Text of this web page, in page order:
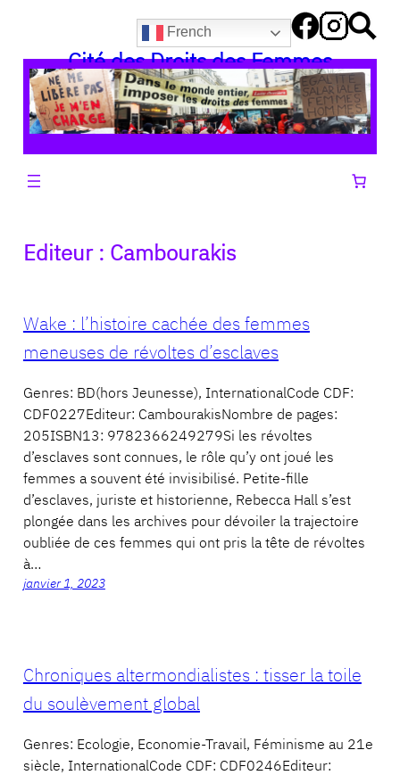
contenu
French
Cité des Droits des Femmes
Editeur : Cambourakis
Wake : l’histoire cachée des femmes
meneuses de révoltes d’esclaves
Genres: BD(hors Jeunesse), InternationalCode CDF:
CDF0227Editeur: CambourakisNombre de pages:
205ISBN13: 9782366249279Si les révoltes
d’esclaves sont connues, le rôle qu’y ont joué les
femmes a souvent été invisibilisé. Petite-fille
d’esclaves, juriste et historienne, Rebecca Hall s’est
plongée dans les archives pour dévoiler la trajectoire
oubliée de ces femmes qui ont pris la tête de révoltes
à…
janvier 1, 2023
Chroniques altermondialistes : tisser la toile
du soulèvement global
Genres: Ecologie, Economie-Travail, Féminisme au 21e
siècle, InternationalCode CDF: CDF0246Editeur: